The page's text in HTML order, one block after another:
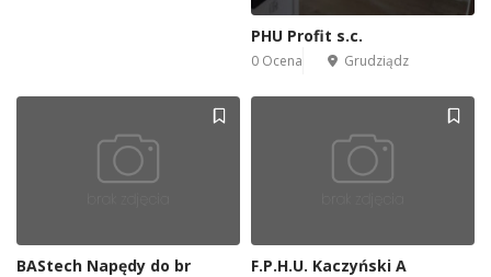
PHU Profit s.c.
0 Ocena Grudziądz
BAStech Napędy do br F.P.H.U. Kaczyński A